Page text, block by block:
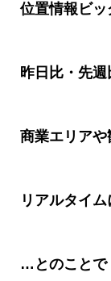
位置情報ビッ
昨日比・先
商業エリア
リアルタイ
…とのことで